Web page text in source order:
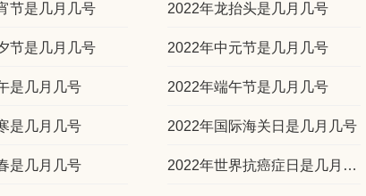
节是几月几号 2022年龙抬头是几月几号
节是几月几号 2022年中元节是几月几号
是几月几号 2022年端午节是几月几号
是几月几号 2022年国际海关日是几月几号
是几月几号 2022年世界抗癌症日是几月几号